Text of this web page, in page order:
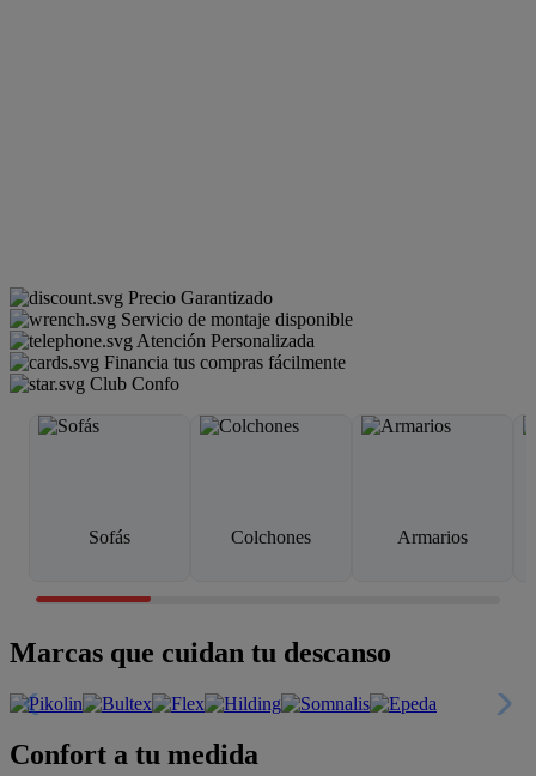
Precio Garantizado
Servicio de montaje disponible
Atención Personalizada
Financia tus compras fácilmente
Club Confo
Sofás Colchones Armarios
Marcas que cuidan tu descanso
Confort a tu medida